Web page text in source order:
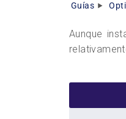
Guías
Aunque